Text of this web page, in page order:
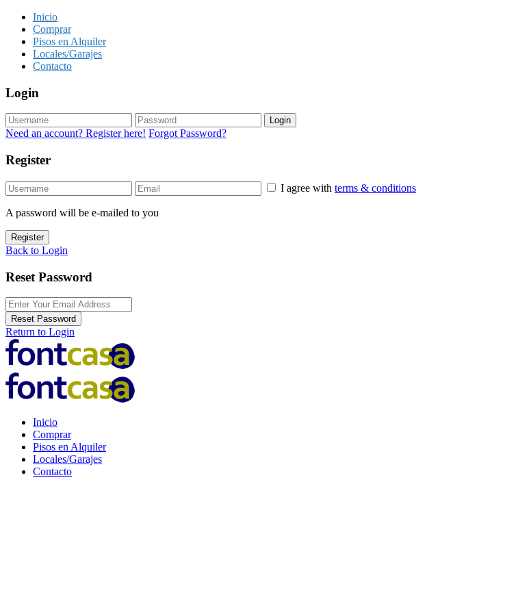
Inicio
Comprar
Pisos en Alquiler
Locales/Garajes
Contacto
Login
Login
Need an account? Register here! Forgot Password?
Register
I agree with terms & conditions
A password will be e-mailed to you
Register
Back to Login
Reset Password
Reset Password
Return to Login
Inicio
Comprar
Pisos en Alquiler
Locales/Garajes
Contacto